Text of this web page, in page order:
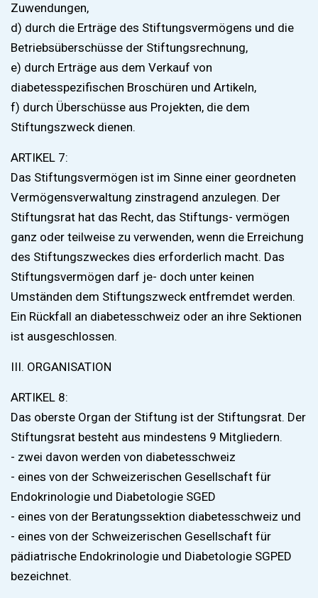
Zuwendungen,
d) durch die Erträge des Stiftungsvermögens und die
Betriebsüberschüsse der Stiftungsrechnung,
e) durch Erträge aus dem Verkauf von
diabetesspezifischen Broschüren und Artikeln,
f) durch Überschüsse aus Projekten, die dem
Stiftungszweck dienen.
ARTIKEL 7:
Das Stiftungsvermögen ist im Sinne einer geordneten
Vermögensverwaltung zinstragend anzulegen. Der
Stiftungsrat hat das Recht, das Stiftungs- vermögen
ganz oder teilweise zu verwenden, wenn die Erreichung
des Stiftungszweckes dies erforderlich macht. Das
Stiftungsvermögen darf je- doch unter keinen
Umständen dem Stiftungszweck entfremdet werden.
Ein Rückfall an diabetesschweiz oder an ihre Sektionen
ist ausgeschlossen.
III. ORGANISATION
ARTIKEL 8:
Das oberste Organ der Stiftung ist der Stiftungsrat. Der
Stiftungsrat besteht aus mindestens 9 Mitgliedern.
- zwei davon werden von diabetesschweiz
- eines von der Schweizerischen Gesellschaft für
Endokrinologie und Diabetologie SGED
- eines von der Beratungssektion diabetesschweiz und
- eines von der Schweizerischen Gesellschaft für
pädiatrische Endokrinologie und Diabetologie SGPED
bezeichnet.